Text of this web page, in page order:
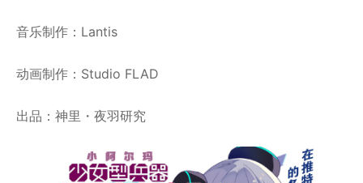
音乐制作：Lantis
动画制作：Studio FLAD
出品：神里・夜羽研究